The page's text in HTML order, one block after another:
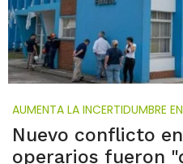
AUMENTA LA INCERTIDUMBRE
Nuevo conflicto
operarios fueron